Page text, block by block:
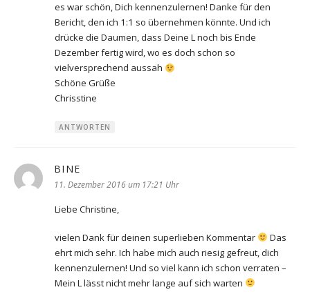
es war schön, Dich kennenzulernen! Danke für den
Bericht, den ich 1:1 so übernehmen könnte. Und ich
drücke die Daumen, dass Deine L noch bis Ende
Dezember fertig wird, wo es doch schon so
vielversprechend aussah
Schöne Grüße
Chrisstine
ANTWORTEN
BINE
11. Dezember 2016 um 17:21 Uhr
Liebe Christine,
vielen Dank für deinen superlieben Kommentar
Das
ehrt mich sehr. Ich habe mich auch riesig gefreut, dich
kennenzulernen! Und so viel kann ich schon verraten –
Mein L lässt nicht mehr lange auf sich warten